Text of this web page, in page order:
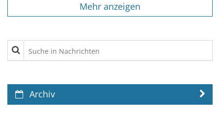
Mehr anzeigen
Suche in Nachrichten
Archiv